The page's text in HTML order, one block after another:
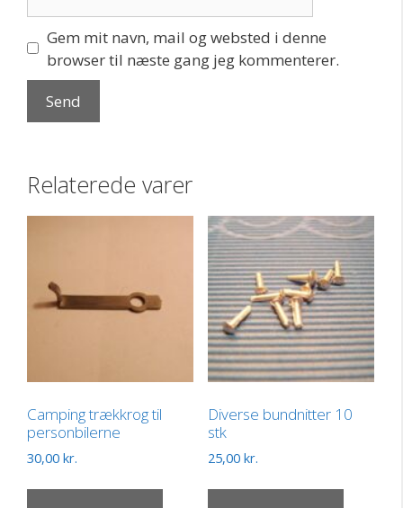
Gem mit navn, mail og websted i denne
browser til næste gang jeg kommenterer.
Relaterede varer
Camping trækkrog til
personbilerne
30,00 kr.
Diverse bundnitter 10
stk
25,00 kr.